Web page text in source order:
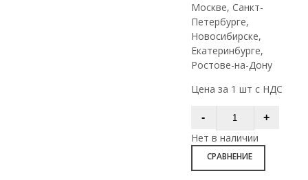
Москве, Санкт-
Петербурге,
Новосибирске,
Екатеринбурге,
Ростове-на-Дону
Цена за 1 шт с НДС
Нет в наличии
СРАВНЕНИЕ